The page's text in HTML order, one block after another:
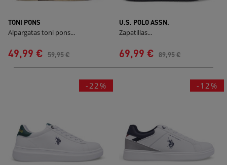
TONI PONS
Alpargatas toni pons...
49,99 € 59,95 €
U.S. POLO ASSN.
Zapatillas...
69,99 € 89,95 €
-22% -12%